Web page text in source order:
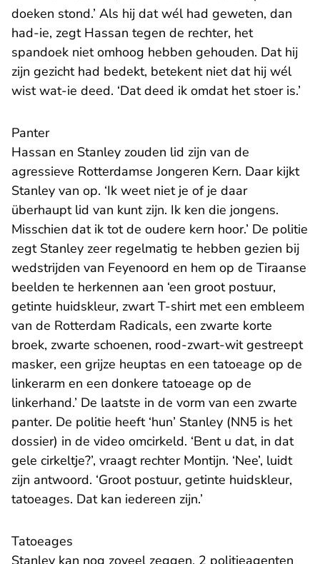
doeken stond.’ Als hij dat wél had geweten, dan
had-ie, zegt Hassan tegen de rechter, het
spandoek niet omhoog hebben gehouden. Dat hij
zijn gezicht had bedekt, betekent niet dat hij wél
wist wat-ie deed. ‘Dat deed ik omdat het stoer is.’
Panter
Hassan en Stanley zouden lid zijn van de
agressieve Rotterdamse Jongeren Kern. Daar kijkt
Stanley van op. ‘Ik weet niet je of je daar
überhaupt lid van kunt zijn. Ik ken die jongens.
Misschien dat ik tot de oudere kern hoor.’ De politie
zegt Stanley zeer regelmatig te hebben gezien bij
wedstrijden van Feyenoord en hem op de Tiraanse
beelden te herkennen aan ‘een groot postuur,
getinte huidskleur, zwart T-shirt met een embleem
van de Rotterdam Radicals, een zwarte korte
broek, zwarte schoenen, rood-zwart-wit gestreept
masker, een grijze heuptas en een tatoeage op de
linkerarm en een donkere tatoeage op de
linkerhand.’ De laatste in de vorm van een zwarte
panter. De politie heeft ‘hun’ Stanley (NN5 is het
dossier) in de video omcirkeld. ‘Bent u dat, in dat
gele cirkeltje?’, vraagt rechter Montijn. ‘Nee’, luidt
zijn antwoord. ‘Groot postuur, getinte huidskleur,
tatoeages. Dat kan iedereen zijn.’
Tatoeages
Stanley kan nog zoveel zeggen, 2 politieagenten